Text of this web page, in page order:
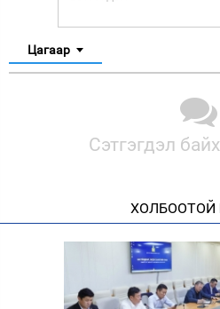
Цагаар
Сэтгэгдэл
ХОЛБООТОЙ